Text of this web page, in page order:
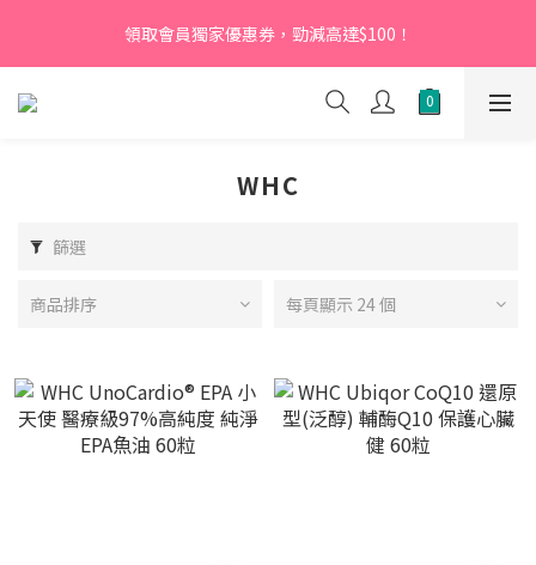
【新會員】即日起至2026月12月31日，首次下單輸入優惠碼
「NEW95」即可享95折
領取會員獨家優惠券，勁減高達$100！
【新會員】即日起至2026月12月31日，首次下單輸入優惠碼
「NEW95」即可享95折
WHC
篩選
商品排序 每頁顯示 24 個